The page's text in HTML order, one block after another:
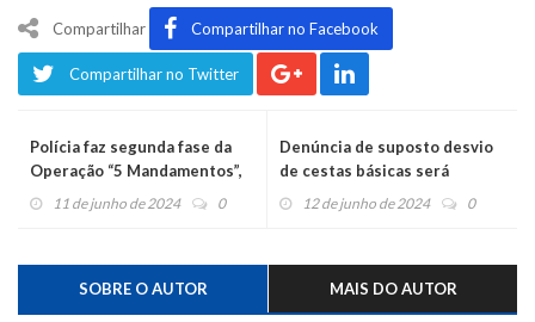
Compartilhar Compartilhar no Facebook
Compartilhar no Twitter
Polícia faz segunda fase da
Operação “5 Mandamentos”,
da execução em São
11 de junho de 2024 0
Denúncia de suposto desvio
de cestas básicas será
investigado pela Polícia
12 de junho de 2024 0
SOBRE O AUTOR MAIS DO AUTOR